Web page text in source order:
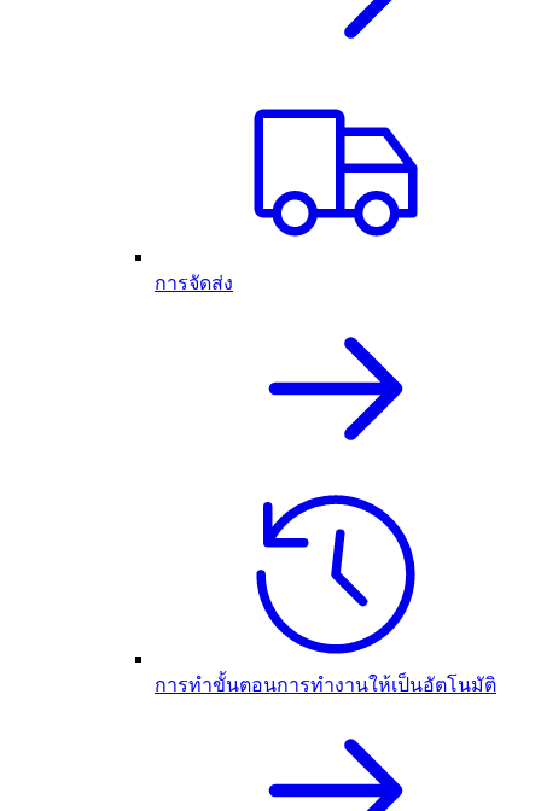
การจัดส่ง
การทำขั้นตอนการทำงานให้เป็นอัตโนมัติ